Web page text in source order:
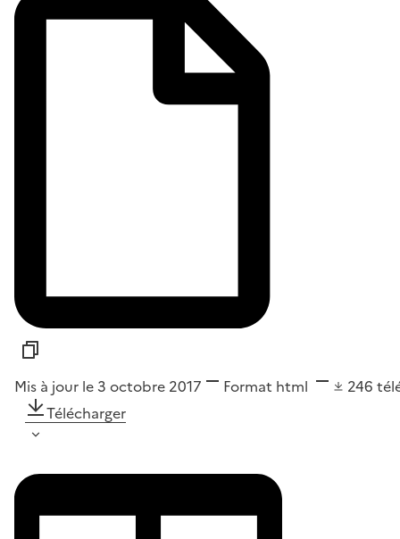
Mis à jour le 3 octobre 2017 Format html 246
Télécharger